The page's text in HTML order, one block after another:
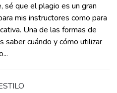
sé que el plagio es un gran
mis instructores como para
Una de las formas de
saber cuándo y cómo utilizar